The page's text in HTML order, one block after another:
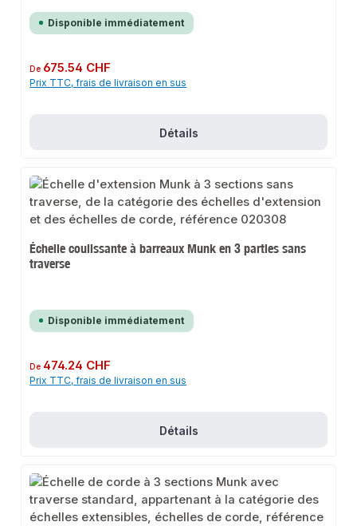
Disponible immédiatement
Prix régulier :
De 675.54 CHF
Prix TTC, frais de livraison en sus
Détails
Échelle coulissante à barreaux Munk en 3 parties sans
traverse
Disponible immédiatement
Prix régulier :
De 474.24 CHF
Prix TTC, frais de livraison en sus
Détails